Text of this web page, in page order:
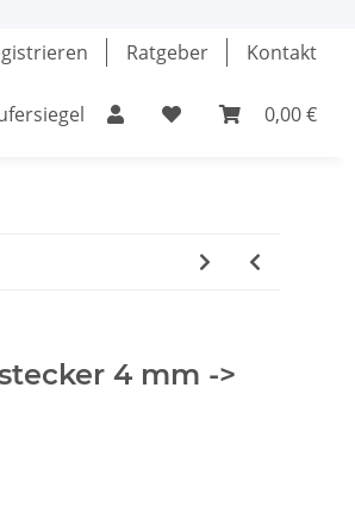
Ratgeber Kontakt
0,00 €
Fette & Öle Werkzeuge
4 mm ->